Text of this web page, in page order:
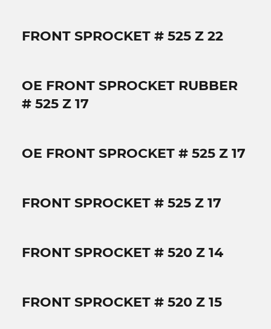
FRONT SPROCKET # 525 Z 22
OE FRONT SPROCKET RUBBER
# 525 Z 17
OE FRONT SPROCKET # 525 Z 17
FRONT SPROCKET # 525 Z 17
FRONT SPROCKET # 520 Z 14
FRONT SPROCKET # 520 Z 15